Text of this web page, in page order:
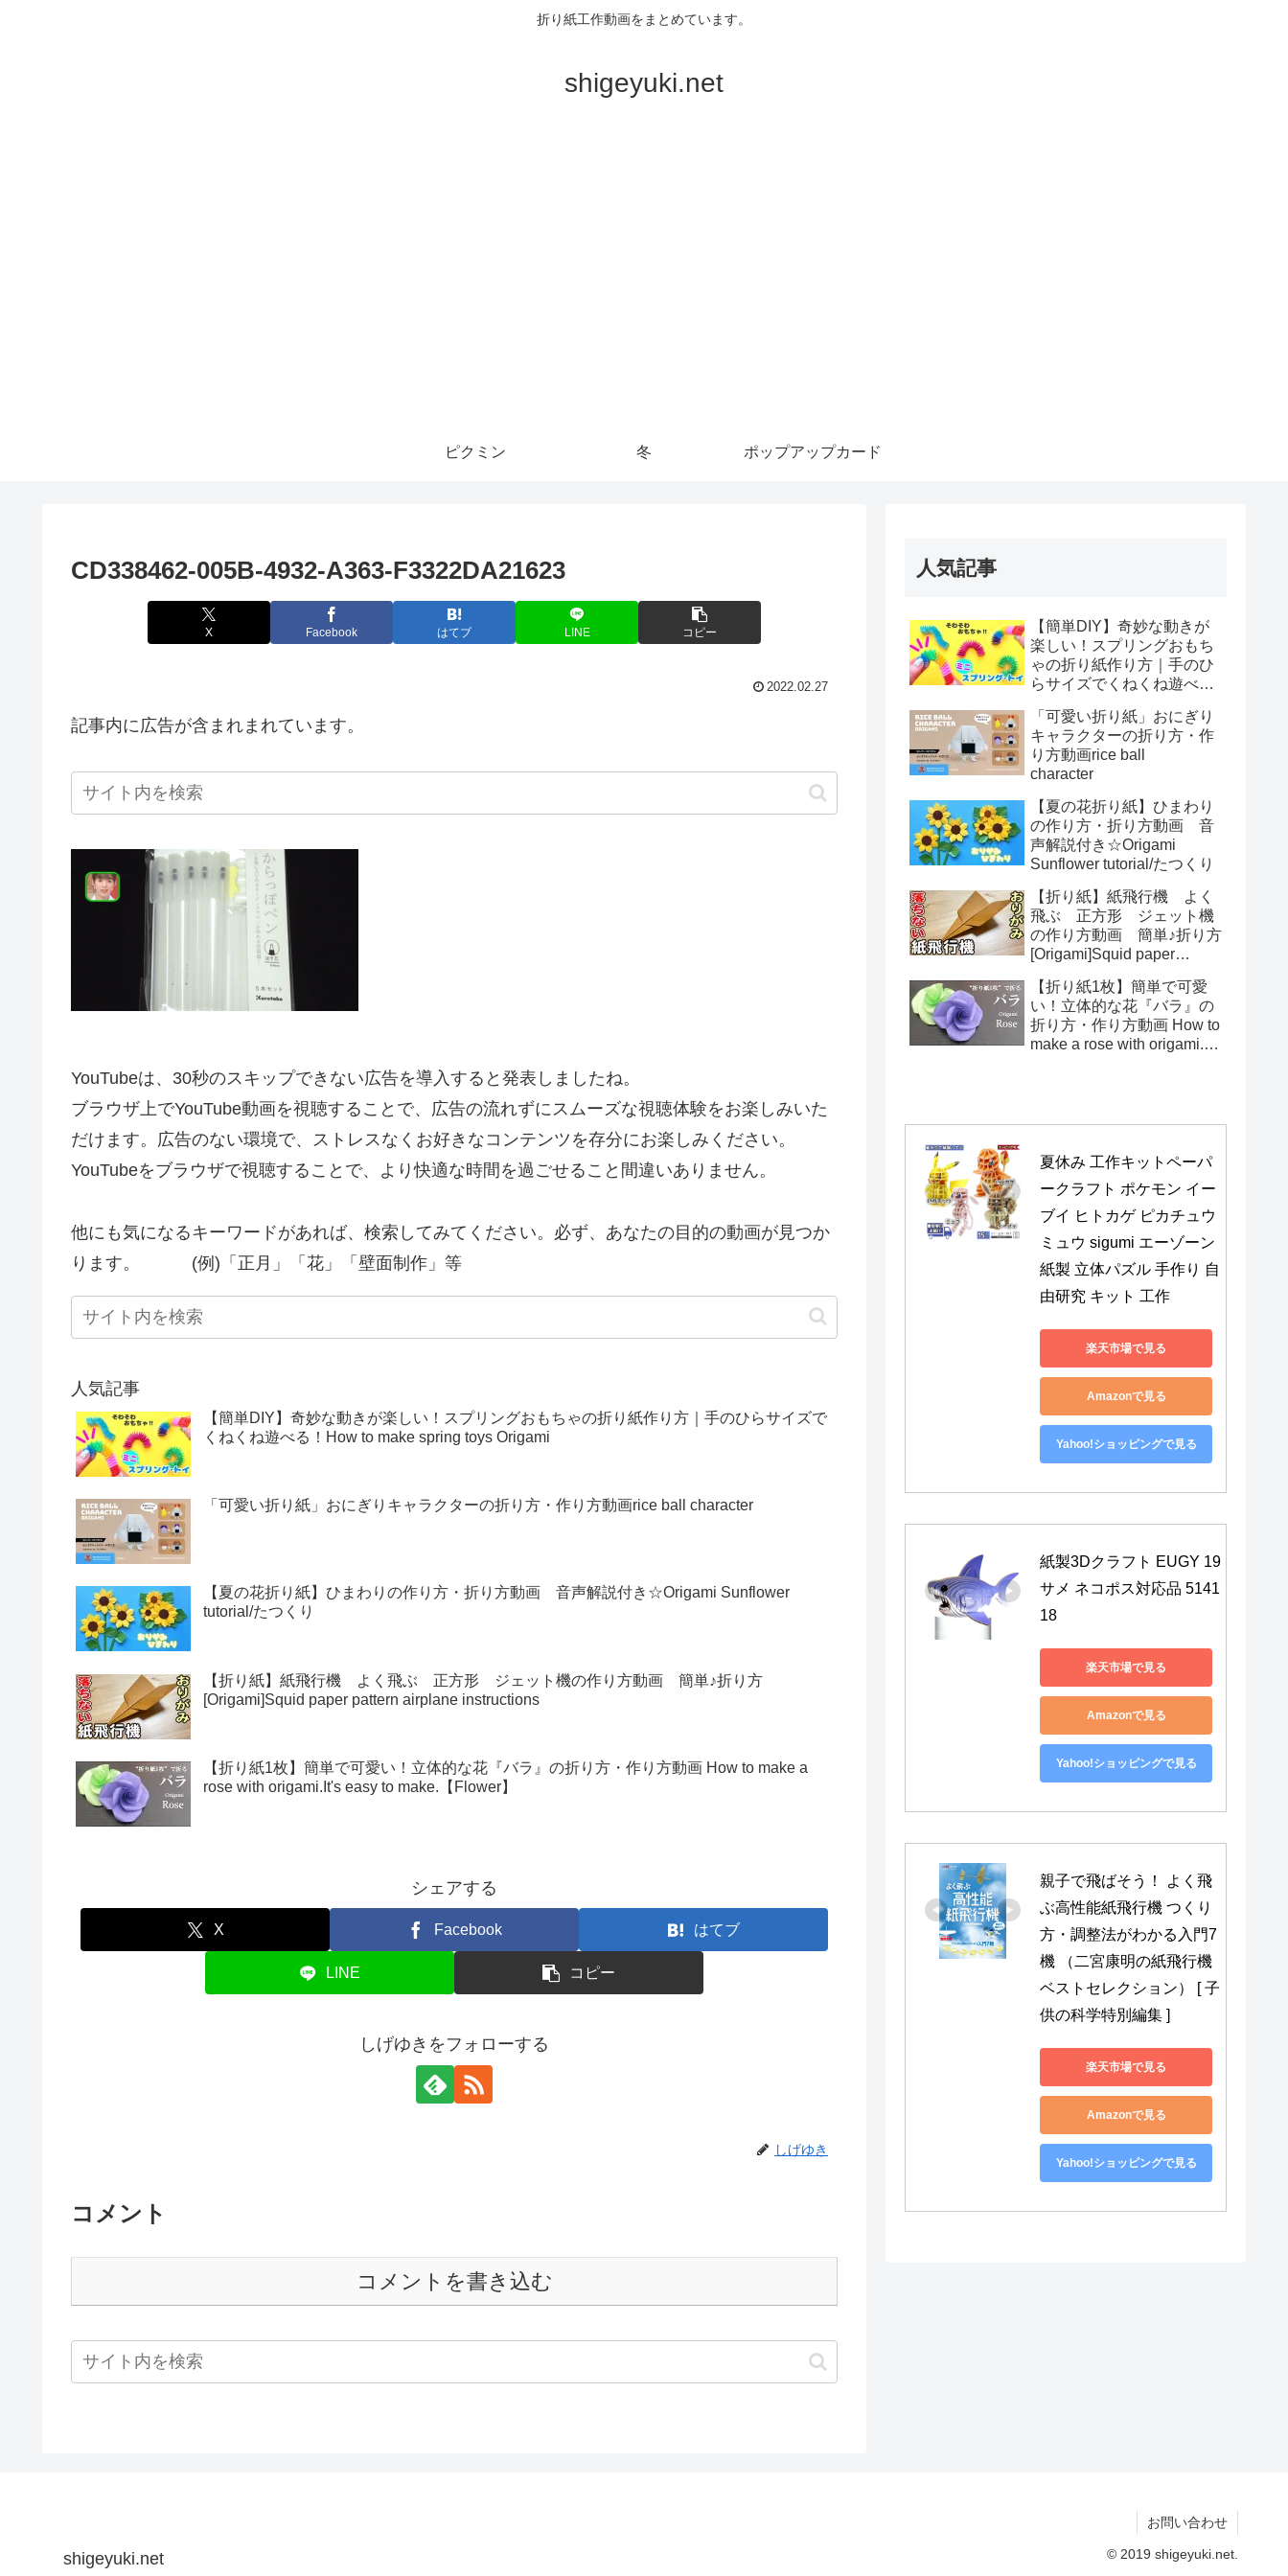
折り紙工作動画をまとめています。
shigeyuki.net
ピクミン 冬 ポップアップカード
CD338462-005B-4932-A363-F3322DA21623
X Facebook はてブ LINE コピー
2022.02.27
記事内に広告が含まれまれています。
YouTubeは、30秒のスキップできない広告を導入すると発表しましたね。
ブラウザ上でYouTube動画を視聴することで、広告の流れずにスムーズな視聴体験をお楽しみいた
だけます。広告のない環境で、ストレスなくお好きなコンテンツを存分にお楽しみください。
YouTubeをブラウザで視聴することで、より快適な時間を過ごせること間違いありません。
他にも気になるキーワードがあれば、検索してみてください。必ず、あなたの目的の動画が見つか
ります。 (例)「正月」「花」「壁面制作」等
人気記事
【簡単DIY】奇妙な動きが楽しい！スプリングおもちゃの折り紙作り方｜手のひらサイズで
くねくね遊べる！How to make spring toys Origami
「可愛い折り紙」おにぎりキャラクターの折り方・作り方動画rice ball character
【夏の花折り紙】ひまわりの作り方・折り方動画 音声解説付き☆Origami Sunflower
tutorial/たつくり
【折り紙】紙飛行機 よく飛ぶ 正方形 ジェット機の作り方動画 簡単♪折り方
[Origami]Squid paper pattern airplane instructions
【折り紙1枚】簡単で可愛い！立体的な花『バラ』の折り方・作り方動画 How to make a
rose with origami.It's easy to make.【Flower】
シェアする
X Facebook はてブ
LINE コピー
しげゆきをフォローする
しげゆき
コメント
コメントを書き込む
人気記事
【簡単DIY】奇妙な動きが
楽しい！スプリングおもち
ゃの折り紙作り方｜手のひ
らサイズでくねくね遊べ
toys Origami
「可愛い折り紙」おにぎり
キャラクターの折り方・作
り方動画rice ball
character
【夏の花折り紙】ひまわり
の作り方・折り方動画 音
声解説付き☆Origami
Sunflower tutorial/たつくり
【折り紙】紙飛行機 よく
飛ぶ 正方形 ジェット機
の作り方動画 簡単♪折り方
[Origami]Squid paper
【折り紙1枚】簡単で可愛
い！立体的な花『バラ』の
折り方・作り方動画 How to
make a rose with origami.It's
夏休み 工作キットペーパ
ークラフト ポケモン イー
ブイ ヒトカゲ ピカチュウ
ミュウ sigumi エーゾーン
紙製 立体パズル 手作り 自
由研究 キット 工作
楽天市場で見る
Amazonで見る
Yahoo!ショッピングで見る
紙製3Dクラフト EUGY 19
サメ ネコポス対応品 5141
18
楽天市場で見る
Amazonで見る
Yahoo!ショッピングで見る
親子で飛ばそう！ よく飛
ぶ高性能紙飛行機 つくり
方・調整法がわかる入門7
機 （二宮康明の紙飛行機
ベストセレクション） [ 子
供の科学特別編集 ]
楽天市場で見る
Amazonで見る
Yahoo!ショッピングで見る
shigeyuki.net
お問い合わせ
© 2019 shigeyuki.net.